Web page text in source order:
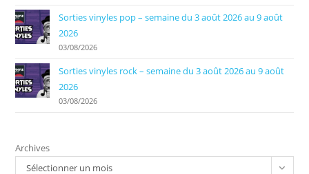
Sorties vinyles pop – semaine du 3 août 2026 au 9 août
2026
03/08/2026
Sorties vinyles rock – semaine du 3 août 2026 au 9 août
2026
03/08/2026
Archives
Sélectionner un mois